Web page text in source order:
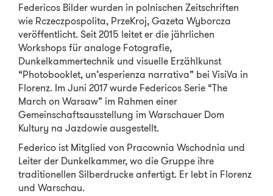
Federicos Bilder wurden in polnischen Zeitschriften
wie Rczeczpospolita, PrzeKroj, Gazeta Wyborcza
veröffentlicht. Seit 2015 leitet er die jährlichen
Workshops für analoge Fotografie,
Dunkelkammertechnik und visuelle Erzählkunst
“Photobooklet, un’esperienza narrativa” bei VisiVa in
Florenz. Im Juni 2017 wurde Federicos Serie “The
March on Warsaw” im Rahmen einer
Gemeinschaftsausstellung im Warschauer Dom
Kultury na Jazdowie ausgestellt.
Federico ist Mitglied von Pracownia Wschodnia und
Leiter der Dunkelkammer, wo die Gruppe ihre
traditionellen Silberdrucke anfertigt. Er lebt in Florenz
und Warschau.